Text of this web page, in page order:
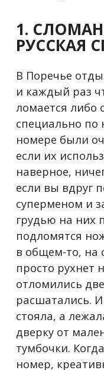
1.
РУССКАЯ
В Поречье
и каждый раз
ломается либо
специально по
номере были
если их
наверное,
если вы вдруг
суперменом и
грудью на них
подломятся
в общем-то, на
просто рухнет
отломились
расшатались. И
стояла, а
дверку от
тумбочки.
номер,